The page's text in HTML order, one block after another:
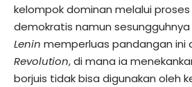
kelompok dominan melalui
demokratis namun
Lenin memperluas pandangan ini
Revolution, di mana ia
borjuis tidak bisa digunakan oleh